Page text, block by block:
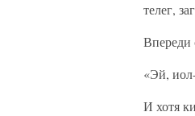
телег,
«Эй,
И хотя